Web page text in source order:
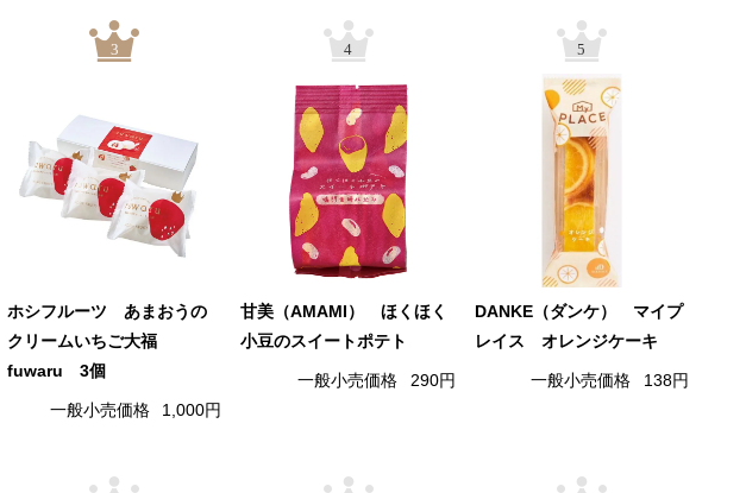
3
ホシフルーツ あまおうの
クリームいちご大福
fuwaru 3個
一般小売価格 1,000円
4
甘美（AMAMI） ほくほく
小豆のスイートポテト
一般小売価格 290円
5
DANKE（ダンケ） マイプ
レイス オレンジケーキ
一般小売価格 138円